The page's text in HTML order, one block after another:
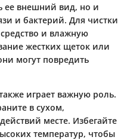
ее внешний вид, но и
и бактерий. Для чистки
и влажную
жестких щеток или
могут повредить
играет важную роль.
в сухом,
месте. Избегайте
температур, чтобы